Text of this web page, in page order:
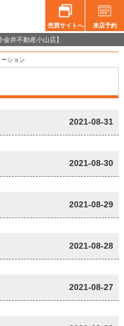
売買サイトへ 来店予約
井不動産小山店】
ション
2021-08-31
2021-08-30
2021-08-29
2021-08-28
2021-08-27